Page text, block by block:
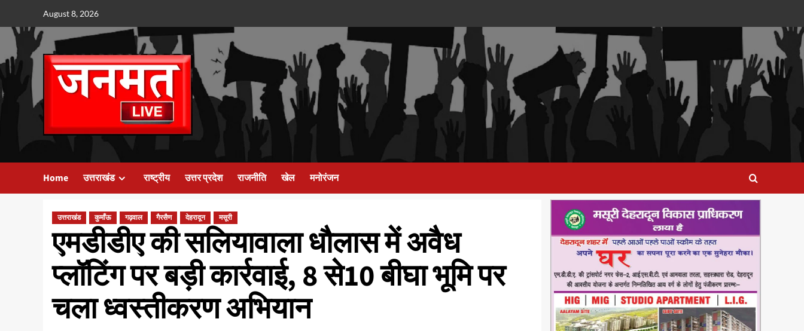
content
August 8, 2026
Home उत्तराखंड राष्ट्रीय उत्तर प्रदेश राजनीति खेल मनोरंजन
उत्तराखंड कुमाँऊ गढ़वाल गैरसैण देहरादून मसूरी
एमडीडीए की सलियावाला धौलास में अवैध
प्लॉटिंग पर बड़ी कार्रवाई, 8 से10 बीघा भूमि पर
चला ध्वस्तीकरण अभियान